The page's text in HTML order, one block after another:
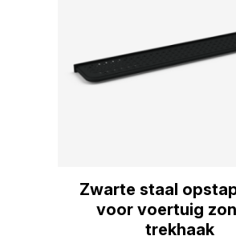
Zwarte staal
voor voertuig
trekhaak